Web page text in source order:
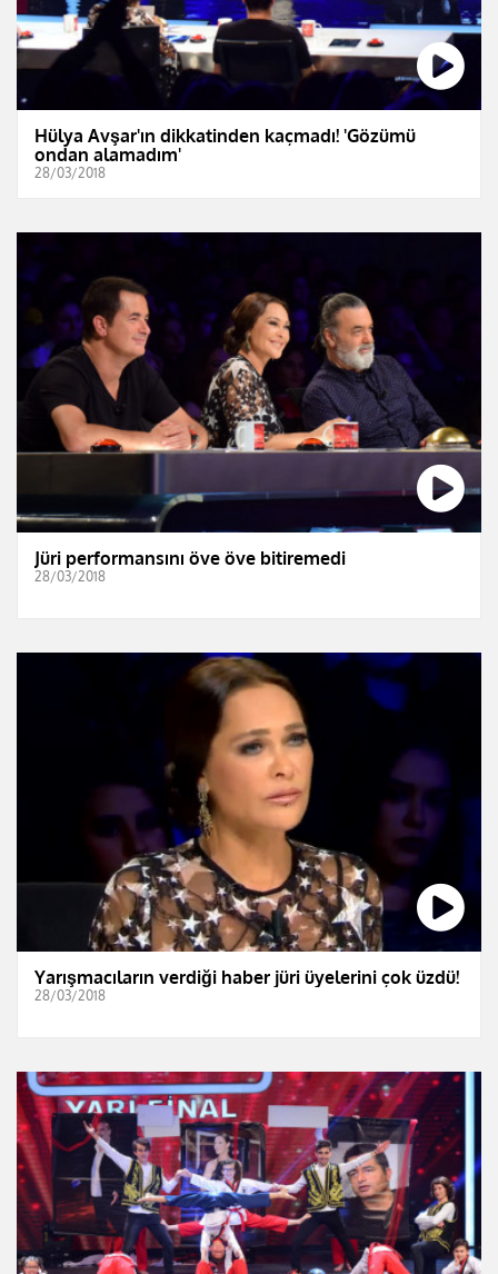
Hülya Avşar'ın dikkatinden kaçmadı! 'Gözümü
ondan alamadım'
28/03/2018
Jüri performansını öve öve bitiremedi
28/03/2018
Yarışmacıların verdiği haber jüri üyelerini çok üzdü!
28/03/2018